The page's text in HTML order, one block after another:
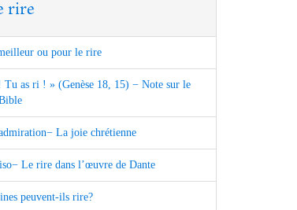
rire
ou pour le rire
Tu as ri ! » (Genèse 18, 15) − Note sur le
La joie chrétienne
Le rire dans l’œuvre de Dante
peuvent-ils rire?